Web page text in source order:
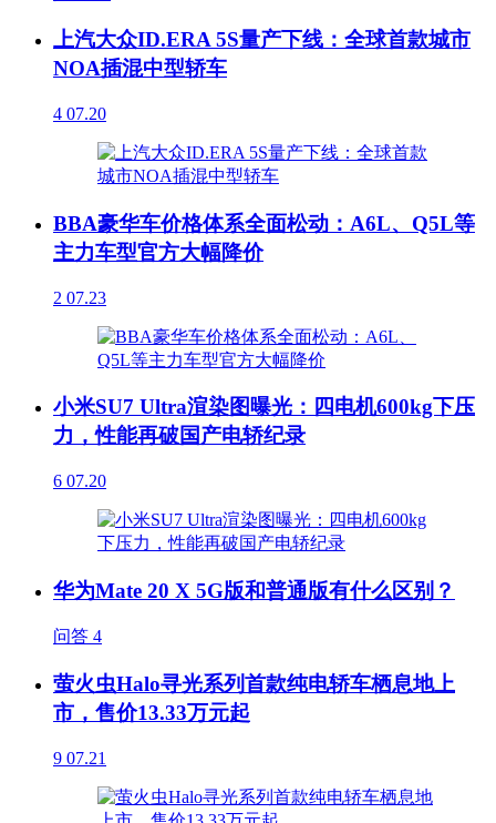
上汽大众ID.ERA 5S量产下线：全球首款城市
NOA插混中型轿车
4 07.20
BBA豪华车价格体系全面松动：A6L、Q5L等
主力车型官方大幅降价
2 07.23
小米SU7 Ultra渲染图曝光：四电机600kg下压
力，性能再破国产电轿纪录
6 07.20
华为Mate 20 X 5G版和普通版有什么区别？
问答 4
萤火虫Halo寻光系列首款纯电轿车栖息地上
市，售价13.33万元起
9 07.21